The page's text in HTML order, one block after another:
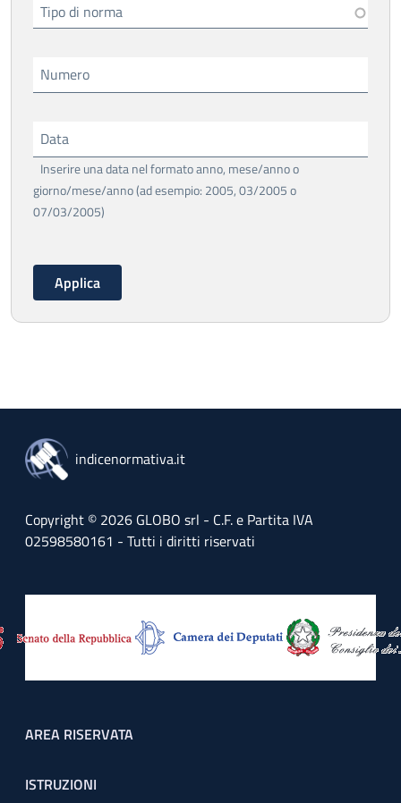
Tipo di norma
Numero
Data
Inserire una data nel formato anno, mese/anno o
giorno/mese/anno (ad esempio: 2005, 03/2005 o
07/03/2005)
indicenormativa.it
Copyright © 2026 GLOBO srl - C.F. e Partita IVA
02598580161 - Tutti i diritti riservati
Footer menu
AREA RISERVATA
ISTRUZIONI